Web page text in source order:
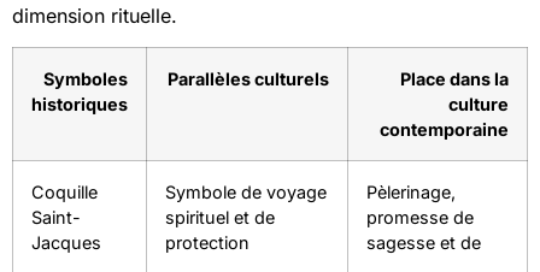
dimension rituelle.
Symboles
historiques
Parallèles culturels
Place dans la
culture
contemporaine
Coquille
Saint-
Jacques
Symbole de voyage
spirituel et de
protection
Pèlerinage,
promesse de
sagesse et de